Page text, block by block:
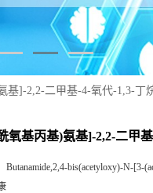
基]-2,2-二甲基-4-氧代-1,3-丁
氧基丙基)氨基]-2,2-二甲
Butanamide,2,4-bis(acetyloxy)-N-[3-